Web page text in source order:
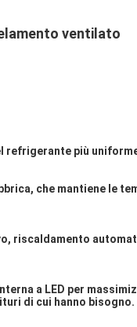
ventilato
refrigerante più
che mantiene le
riscaldamento
a LED per
di cui hanno bisogno.